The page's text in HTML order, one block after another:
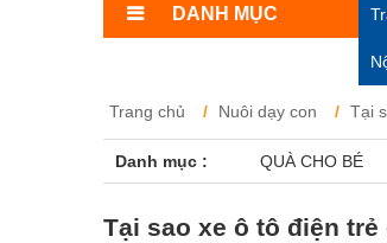
DANH MỤC
Trang chủ Nuôi dạy con Tại
Danh mục : QUÀ CHO BÉ
Tại sao xe ô tô điện